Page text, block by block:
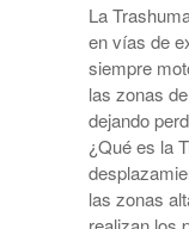
La
en vías de
siempre
las zonas
dejando
¿Qué es la
las zonas